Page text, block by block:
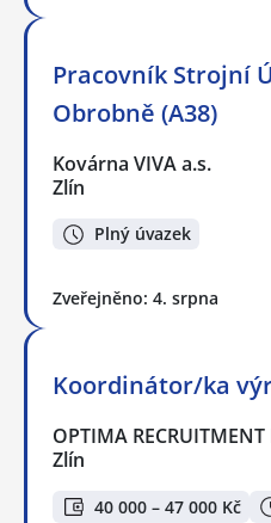
Pracovník Strojní
Obrobně (A38)
Kovárna VIVA a.s.
Zlín
Plný úvazek
Zveřejněno: 4. srpna
Koordinátor/ka
OPTIMA
Zlín
40 000 – 47 000 Kč